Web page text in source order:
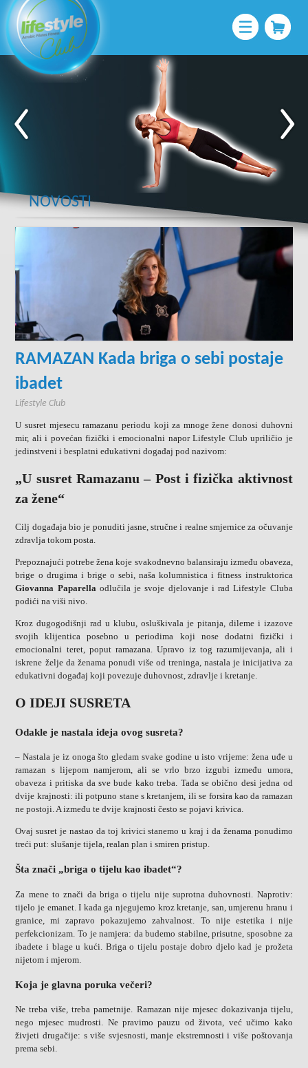
NOVOSTI
RAMAZAN Kada briga o sebi postaje
ibadet
Lifestyle Club
U susret mjesecu ramazanu periodu koji za mnoge žene donosi duhovni
mir, ali i povećan fizički i emocionalni napor Lifestyle Club upriličio je
jedinstveni i besplatni edukativni događaj pod nazivom:
„U susret Ramazanu – Post i fizička aktivnost
za žene“
Cilj događaja bio je ponuditi jasne, stručne i realne smjernice za očuvanje
zdravlja tokom posta.
Prepoznajući potrebe žena koje svakodnevno balansiraju između obaveza,
brige o drugima i brige o sebi, naša kolumnistica i fitness instruktorica
Giovanna Paparella odlučila je svoje djelovanje i rad Lifestyle Cluba
podići na viši nivo.
Kroz dugogodišnji rad u klubu, osluškivala je pitanja, dileme i izazove
svojih klijentica posebno u periodima koji nose dodatni fizički i
emocionalni teret, poput ramazana. Upravo iz tog razumijevanja, ali i
iskrene želje da ženama ponudi više od treninga, nastala je inicijativa za
edukativni događaj koji povezuje duhovnost, zdravlje i kretanje.
O IDEJI SUSRETA
Odakle je nastala ideja ovog susreta?
– Nastala je iz onoga što gledam svake godine u isto vrijeme: žena uđe u
ramazan s lijepom namjerom, ali se vrlo brzo izgubi između umora,
obaveza i pritiska da sve bude kako treba. Tada se obično desi jedna od
dvije krajnosti: ili potpuno stane s kretanjem, ili se forsira kao da ramazan
ne postoji. A između te dvije krajnosti često se pojavi krivica.
Ovaj susret je nastao da toj krivici stanemo u kraj i da ženama ponudimo
treći put: slušanje tijela, realan plan i smiren pristup.
Šta znači „briga o tijelu kao ibadet“?
Za mene to znači da briga o tijelu nije suprotna duhovnosti. Naprotiv:
tijelo je emanet. I kada ga njegujemo kroz kretanje, san, umjerenu hranu i
granice, mi zapravo pokazujemo zahvalnost. To nije estetika i nije
perfekcionizam. To je namjera: da budemo stabilne, prisutne, sposobne za
ibadete i blage u kući. Briga o tijelu postaje dobro djelo kad je prožeta
nijetom i mjerom.
Koja je glavna poruka večeri?
Ne treba više, treba pametnije. Ramazan nije mjesec dokazivanja tijelu,
nego mjesec mudrosti. Ne pravimo pauzu od života, već učimo kako
živjeti drugačije: s više svjesnosti, manje ekstremnosti i više poštovanja
prema sebi.